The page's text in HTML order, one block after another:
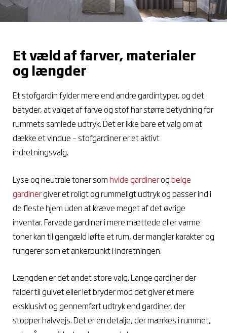
Et væld af farver, materialer
og længder
Et stofgardin fylder mere end andre gardintyper, og det
betyder, at valget af farve og stof har større betydning for
rummets samlede udtryk. Det er ikke bare et valg om at
dække et vindue – stofgardiner er et aktivt
indretningsvalg.
Lyse og neutrale toner somhvide gardinerogbeige
gardinergiver et roligt og rummeligt udtryk og passer ind i
de fleste hjem uden at kræve meget af det øvrige
inventar. Farvede gardiner i mere mættede eller varme
toner kan til gengæld løfte et rum, der mangler karakter og
fungerer som et ankerpunkt i indretningen.
Længden er det andet store valg. Lange gardiner der
falder til gulvet eller let bryder mod det giver et mere
eksklusivt og gennemført udtryk end gardiner, der
stopper halvvejs. Det er en detalje, der mærkes i rummet,